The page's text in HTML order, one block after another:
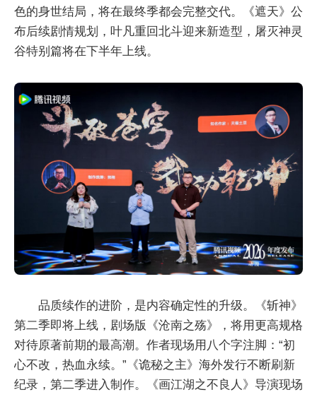
色的身世结局，将在最终季都会完整交代。《遮天》公
布后续剧情规划，叶凡重回北斗迎来新造型，屠灭神灵
谷特别篇将在下半年上线。
品质续作的进阶，是内容确定性的升级。《斩神》
第二季即将上线，剧场版《沧南之殇》，将用更高规格
对待原著前期的最高潮。作者现场用八个字注脚：“初
心不改，热血永续。”《诡秘之主》海外发行不断刷新
纪录，第二季进入制作。《画江湖之不良人》导演现场